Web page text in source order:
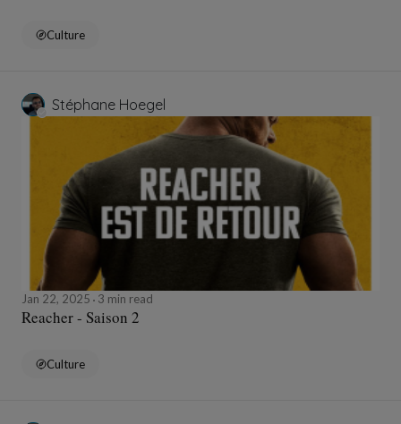
Culture
Stéphane Hoegel
Jan 22, 2025 3 min read
Reacher - Saison 2
Culture